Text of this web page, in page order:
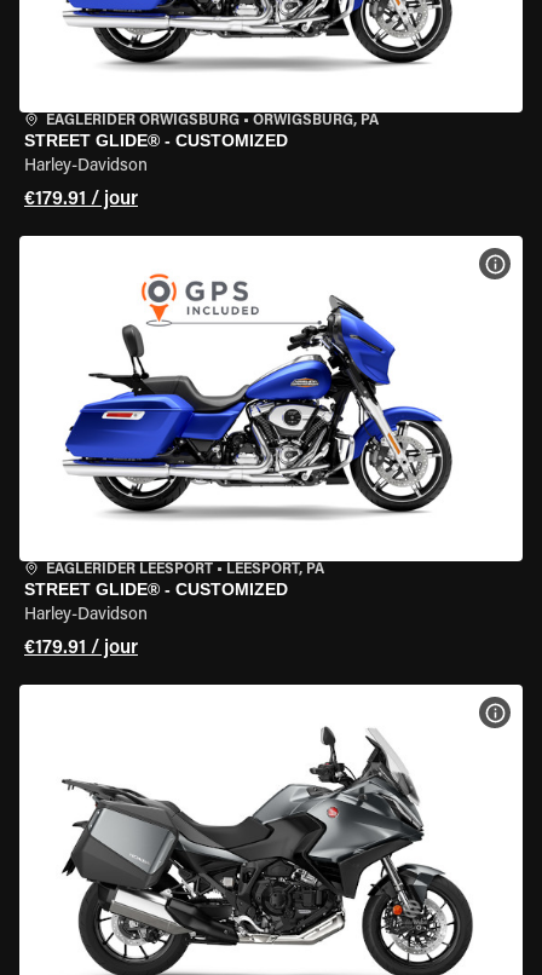
EAGLERIDER ORWIGSBURG • ORWIGSBURG, PA
STREET GLIDE® - CUSTOMIZED
Harley-Davidson
€179.91 / jour
EAGLERIDER LEESPORT • LEESPORT, PA
STREET GLIDE® - CUSTOMIZED
Harley-Davidson
€179.91 / jour